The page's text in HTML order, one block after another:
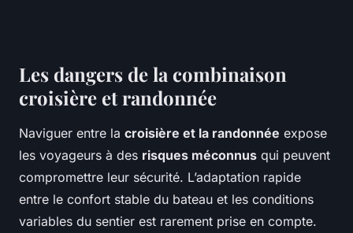
Les dangers de la combinaison
croisière et randonnée
Naviguer entre la croisière et la randonnée expose
les voyageurs à des risques méconnus qui peuvent
compromettre leur sécurité. L’adaptation rapide
entre le confort stable du bateau et les conditions
variables du sentier est rarement prise en compte.